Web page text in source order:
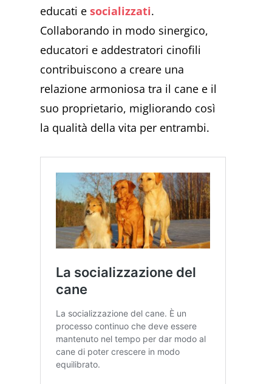
educati esocializzati.
Collaborando in modo sinergico,
educatori e addestratori cinofili
contribuiscono a creare una
relazione armoniosa tra il cane e il
suo proprietario, migliorando così
la qualità della vita per entrambi.